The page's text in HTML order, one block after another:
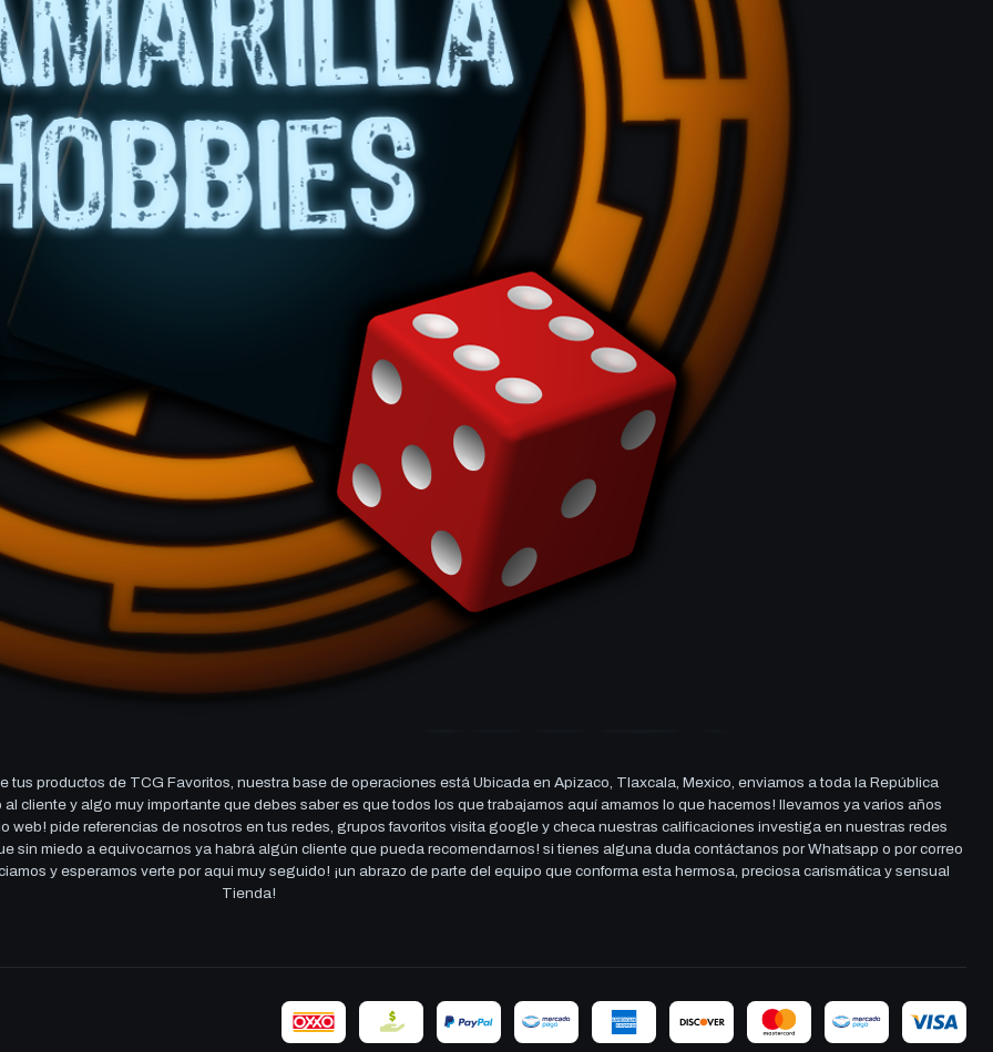
productos de TCG Favoritos, nuestra base de operaciones está Ubicada en Apizaco, Tlaxcala, Mexico, enviamos a toda la República
cliente y algo muy importante que debes saber es que todos los que trabajamos aquí amamos lo que hacemos! llevamos ya varios años
web! pide referencias de nosotros en tus redes, grupos favoritos visita google y checa nuestras calificaciones investiga en nuestras redes
sin miedo a equivocarnos ya habrá algún cliente que pueda recomendarnos! si tienes alguna duda contáctanos por Whatsapp o por correo
y esperamos verte por aqui muy seguido! ¡un abrazo de parte del equipo que conforma esta hermosa, preciosa carismática y sensual
Tienda!